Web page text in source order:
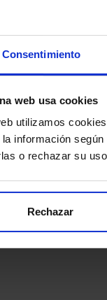
Consentimiento
web usa cookies
utilizamos
información
o rechazar su
Rechazar
de Datos (DPD/